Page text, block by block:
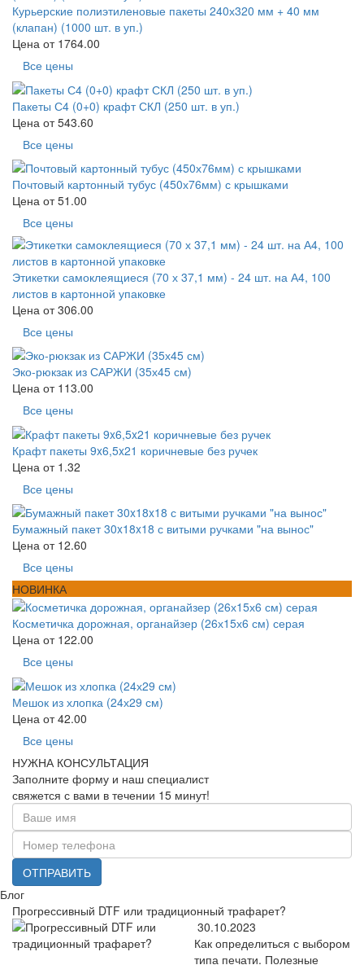
Курьерские полиэтиленовые пакеты 240х320 мм + 40 мм
(клапан) (1000 шт. в уп.)
Цена от 1764.00
Все цены
Пакеты С4 (0+0) крафт СКЛ (250 шт. в уп.)
Цена от543.60
Все цены
Почтовый картонный тубус (450х76мм) с крышками
Цена от51.00
Все цены
Этикетки самоклеящиеся (70 х 37,1 мм) - 24 шт. на А4, 100
листов в картонной упаковке
Цена от306.00
Все цены
Эко-рюкзак из САРЖИ (35х45 см)
Цена от 113.00
Все цены
Крафт пакеты 9x6,5x21 коричневые без ручек
Цена от 1.32
Все цены
Бумажный пакет 30x18x18 с витыми ручками "на вынос"
Цена от 12.60
Все цены
НОВИНКА
Косметичка дорожная, органайзер (26х15х6 см) серая
Цена от 122.00
Все цены
Мешок из хлопка (24х29 см)
Цена от42.00
Все цены
НУЖНА КОНСУЛЬТАЦИЯ
Заполните форму и наш специалист
свяжется с вами в течении 15 минут!
ОТПРАВИТЬ
Блог
Прогрессивный DTF или традиционный трафарет?
30.10.2023
Как определиться с выбором
типа печати. Полезные